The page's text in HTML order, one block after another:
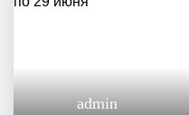
admin